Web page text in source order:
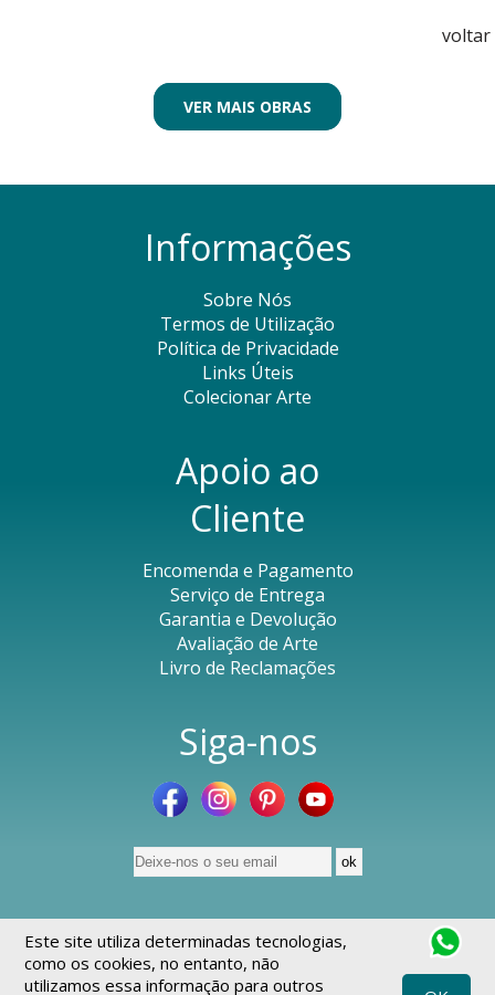
Este site utiliza determinadas tecnologias,
como os cookies, no entanto, não
utilizamos essa informação para outros
voltar
VER MAIS OBRAS
Informações
Sobre Nós
Termos de Utilização
Política de Privacidade
Links Úteis
Colecionar Arte
Apoio ao
Cliente
Encomenda e Pagamento
Serviço de Entrega
Garantia e Devolução
Avaliação de Arte
Livro de Reclamações
Siga-nos
© Culturas - 2026Todos os direitos reservados
Desenvolvido pelaINOVAnet